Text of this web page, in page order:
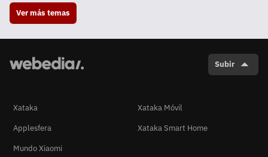
Ver más temas
Subir
Xataka
Xataka Móvil
Applesfera
Xataka Smart Home
Mundo Xiaomi